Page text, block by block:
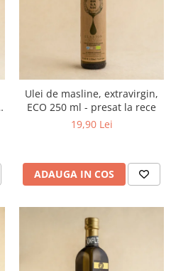
Ulei de masline, extravirgin,
ECO 250 ml - presat la rece
19,90 Lei
ADAUGA IN COS